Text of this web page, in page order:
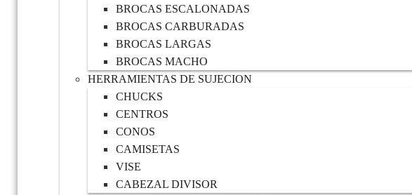
BROCAS ESCALONADAS
BROCAS CARBURADAS
BROCAS LARGAS
BROCAS MACHO
HERRAMIENTAS DE SUJECION
CHUCKS
CENTROS
CONOS
CAMISETAS
VISE
CABEZAL DIVISOR